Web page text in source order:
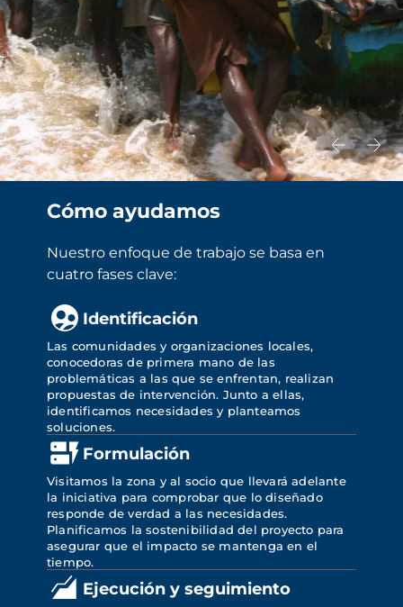
Cómo ayudamos
Nuestro enfoque de trabajo se basa en
cuatro fases clave:
Identificación
Las comunidades y organizaciones locales,
conocedoras de primera mano de las
problemáticas a las que se enfrentan, realizan
propuestas de intervención. Junto a ellas,
identificamos necesidades y planteamos
soluciones.
Formulación
Visitamos la zona y al socio que llevará adelante
la iniciativa para comprobar que lo diseñado
responde de verdad a las necesidades.
Planificamos la sostenibilidad del proyecto para
asegurar que el impacto se mantenga en el
tiempo.
Ejecución y seguimiento